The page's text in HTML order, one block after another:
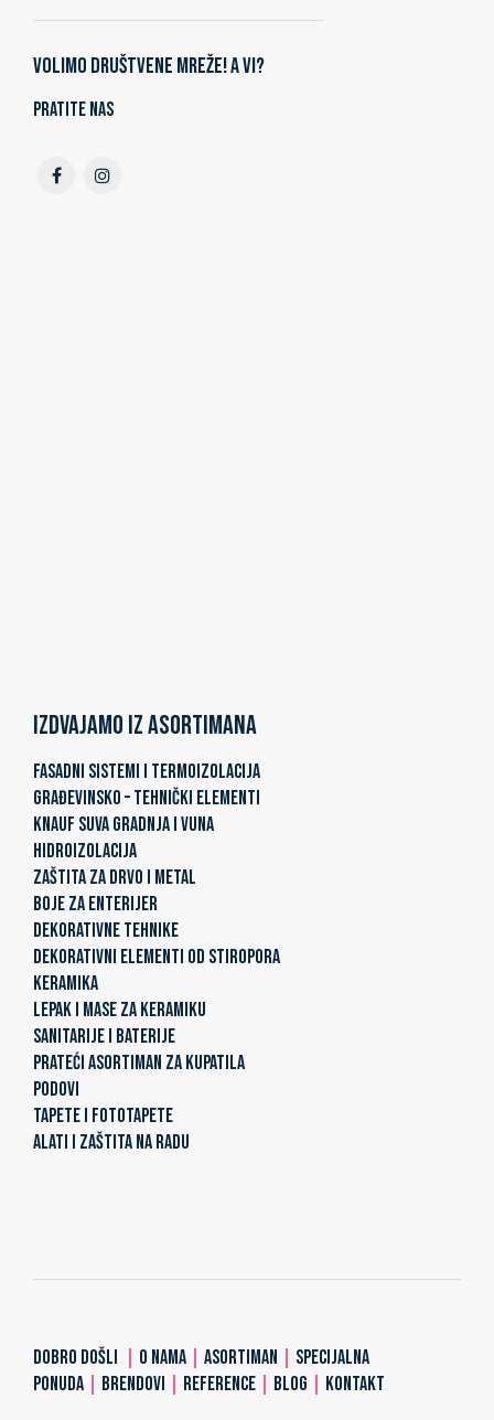
Volimo društvene mreže! A vi?
Pratite nas
Izdvajamo iz asortimana
FASADNI SISTEMI I TERMOIZOLACIJA
GRAĐEVINSKO – TEHNIČKI ELEMENTI
KNAUF SUVA GRADNJA I VUNA
HIDROIZOLACIJA
ZAŠTITA ZA DRVO I METAL
BOJE ZA ENTERIJER
DEKORATIVNE TEHNIKE
DEKORATIVNI ELEMENTI OD STIROPORA
KERAMIKA
LEPAK I MASE ZA KERAMIKU
SANITARIJE I BATERIJE
PRATEĆI ASORTIMAN ZA KUPATILA
PODOVI
TAPETE I FOTOTAPETE
ALATI I ZAŠTITA NA RADU
DOBRO DOŠLI O NAMA ASORTIMAN
SPECIJALNA
PONUDA
BRENDOVI REFERENCE BLOG KONTAKT